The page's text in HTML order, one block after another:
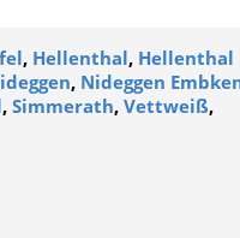
, Hellenthal, Hellenthal
, Nideggen
, Simmerath, Vettweiß,